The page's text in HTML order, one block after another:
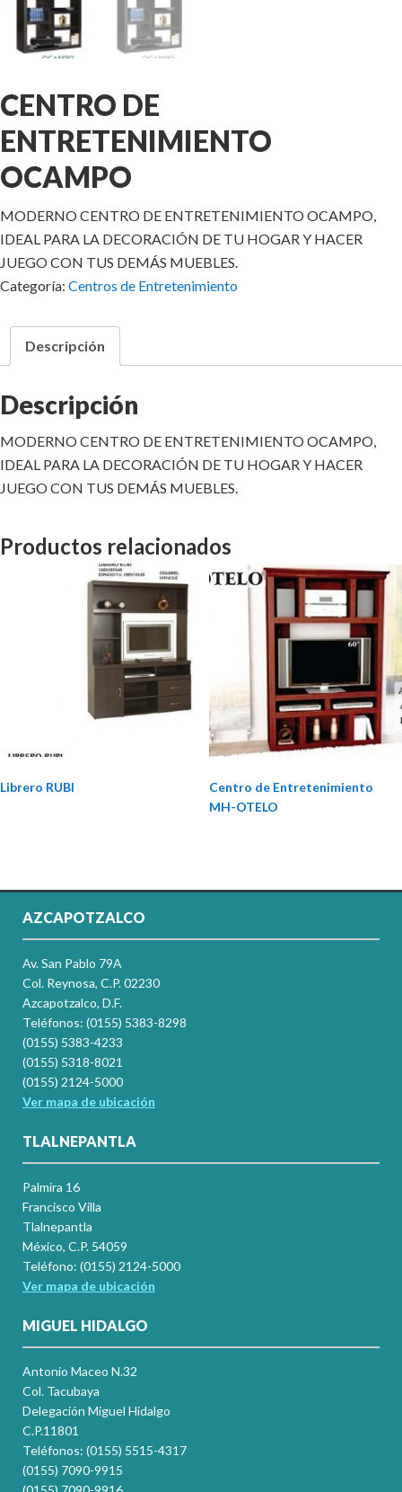
CENTRO DE
ENTRETENIMIENTO
OCAMPO
MODERNO CENTRO DE ENTRETENIMIENTO OCAMPO,
IDEAL PARA LA DECORACIÓN DE TU HOGAR Y HACER
JUEGO CON TUS DEMÁS MUEBLES.
Categoría: Centros de Entretenimiento
Descripción
Descripción
MODERNO CENTRO DE ENTRETENIMIENTO OCAMPO,
IDEAL PARA LA DECORACIÓN DE TU HOGAR Y HACER
JUEGO CON TUS DEMÁS MUEBLES.
Productos relacionados
Librero RUBI
Centro de Entretenimiento
MH-OTELO
AZCAPOTZALCO
Av. San Pablo 79A
Col. Reynosa, C.P. 02230
Azcapotzalco, D.F.
Teléfonos: (0155) 5383-8298
(0155) 5383-4233
(0155) 5318-8021
(0155) 2124-5000
Ver mapa de ubicación
TLALNEPANTLA
Palmira 16
Francisco Villa
Tlalnepantla
México, C.P. 54059
Teléfono: (0155) 2124-5000
Ver mapa de ubicación
MIGUEL HIDALGO
Antonio Maceo N.32
Col. Tacubaya
Delegación Miguel Hidalgo
C.P.11801
Teléfonos: (0155) 5515-4317
(0155) 7090-9915